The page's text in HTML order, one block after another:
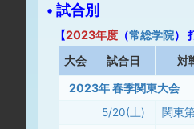
• 試合別
【2023年度 （常総学院）
大会 試合日 対
2023年 春季関東大会
5/20(土) 関東